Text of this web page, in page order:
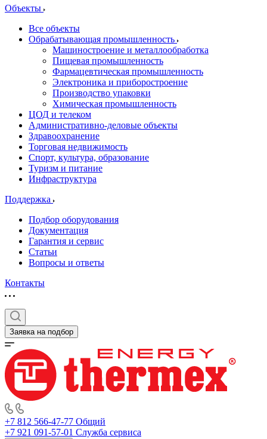
Объекты
Все объекты
Обрабатывающая промышленность
Машиностроение и металлообработка
Пищевая промышленность
Фармацевтическая промышленность
Электроника и приборостроение
Производство упаковки
Химическая промышленность
ЦОД и телеком
Административно-деловые объекты
Здравоохранение
Торговая недвижимость
Спорт, культура, образование
Туризм и питание
Инфраструктура
Поддержка
Подбор оборудования
Документация
Гарантия и сервис
Статьи
Вопросы и ответы
Контакты
Заявка на подбор
+7 812 566-47-77 Общий
+7 921 091-57-01 Служба сервиса